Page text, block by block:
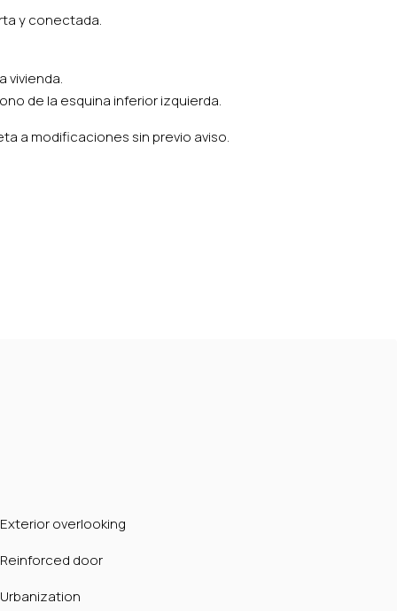
y conectada.
vivienda.
de la esquina inferior izquierda.
a modificaciones sin previo aviso.
Exterior overlooking
Reinforced door
Urbanization